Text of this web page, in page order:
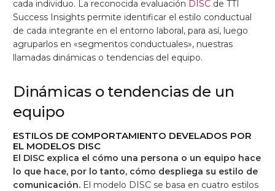
cada individuo. La reconocida evaluación DISC de TTI
Success Insights permite identificar el estilo conductual
de cada integrante en el entorno laboral, para así, luego
agruparlos en «segmentos conductuales», nuestras
llamadas dinámicas o tendencias del equipo.
Dinámicas o tendencias de un
equipo
ESTILOS DE COMPORTAMIENTO DEVELADOS POR
EL MODELOS DISC
El DISC explica el cómo una persona o un equipo hace
lo que hace, por lo tanto, cómo despliega su estilo de
comunicación. El modelo DISC se basa en cuatro estilos